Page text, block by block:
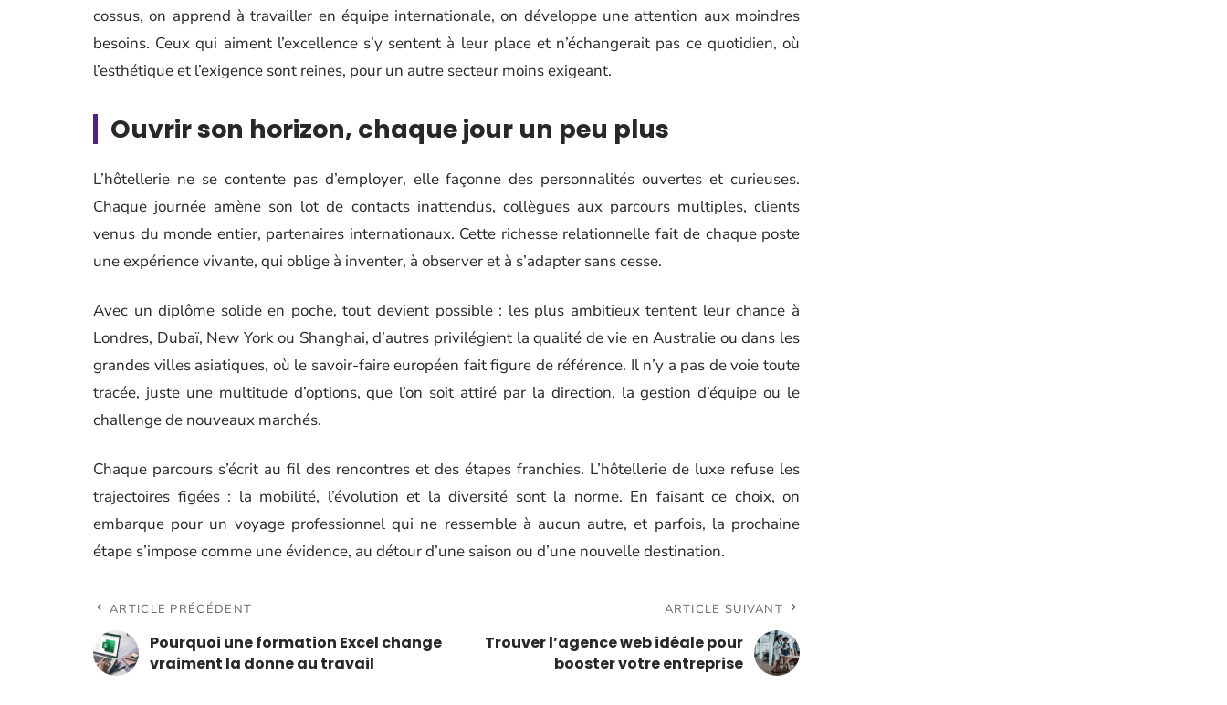
cossus, on apprend à travailler en équipe internationale, on développe une attention aux moindres
besoins. Ceux qui aiment l’excellence s’y sentent à leur place et n’échangerait pas ce quotidien, où
l’esthétique et l’exigence sont reines, pour un autre secteur moins exigeant.
Ouvrir son horizon, chaque jour un peu plus
L’hôtellerie ne se contente pas d’employer, elle façonne des personnalités ouvertes et curieuses.
Chaque journée amène son lot de contacts inattendus, collègues aux parcours multiples, clients
venus du monde entier, partenaires internationaux. Cette richesse relationnelle fait de chaque poste
une expérience vivante, qui oblige à inventer, à observer et à s’adapter sans cesse.
Avec un diplôme solide en poche, tout devient possible : les plus ambitieux tentent leur chance à
Londres, Dubaï, New York ou Shanghai, d’autres privilégient la qualité de vie en Australie ou dans les
grandes villes asiatiques, où le savoir-faire européen fait figure de référence. Il n’y a pas de voie toute
tracée, juste une multitude d’options, que l’on soit attiré par la direction, la gestion d’équipe ou le
challenge de nouveaux marchés.
Chaque parcours s’écrit au fil des rencontres et des étapes franchies. L’hôtellerie de luxe refuse les
trajectoires figées : la mobilité, l’évolution et la diversité sont la norme. En faisant ce choix, on
embarque pour un voyage professionnel qui ne ressemble à aucun autre, et parfois, la prochaine
étape s’impose comme une évidence, au détour d’une saison ou d’une nouvelle destination.
ARTICLE PRÉCÉDENT
Pourquoi une formation Excel change
vraiment la donne au travail
ARTICLE SUIVANT
Trouver l’agence web idéale pour
booster votre entreprise